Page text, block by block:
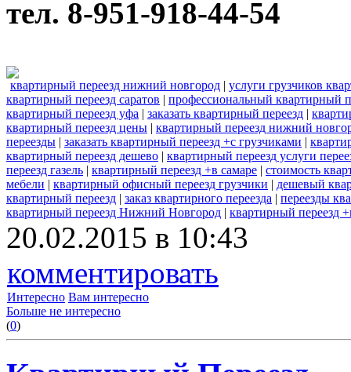
тел. 8-951-918-44-54
квартирный переезд нижний новгород | услуги грузчиков
квартирный переезд саратов | профессиональный квартирный
квартирный переезд уфа | заказать квартирный переезд |
квартирный переезд цены | квартирный переезд нижний
переезды | заказать квартирный переезд +с грузчиками |
квартирный переезд дешево | квартирный переезд услуги
переезд газель | квартирный переезд +в самаре | стоимость
мебели | квартирный офисный переезд грузчики | дешевый
квартирный переезд | заказ квартирного переезда | переезды
квартирный переезд Нижний Новгород | квартирный переезд
20.02.2015 в 10:43
комментировать
Интересно Вам интересно
Больше не интересно
(0)